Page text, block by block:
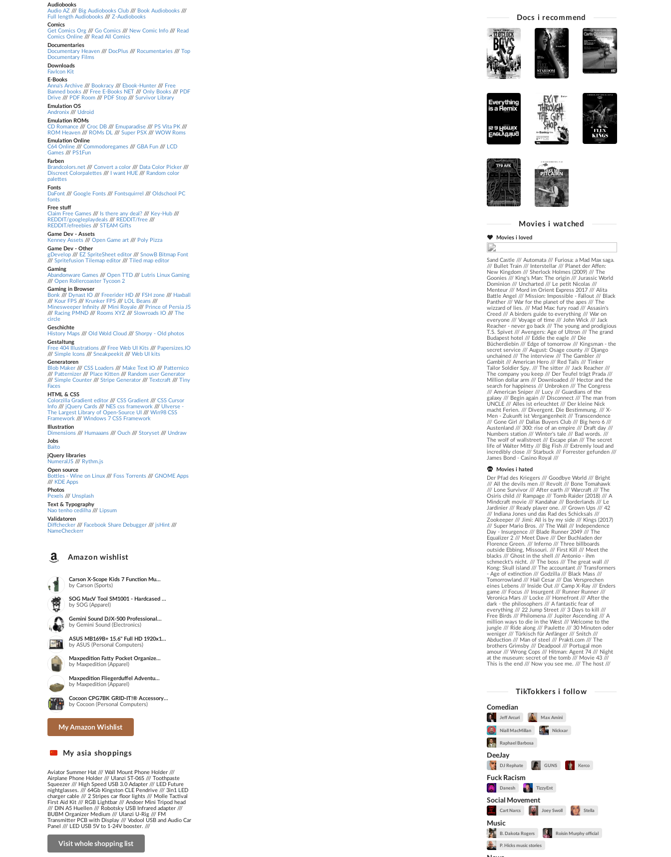
Audiobooks
Audio AZ/// Big Audiobooks Club/// Book Audiobooks ///
Full length Audiobooks /// Z-Audiobooks
Comics
Get Comics Org/// Go Comics/// New Comic Info/// Read
Comics Online/// Read All Comics
Documentaries
Documentary Heaven/// DocPlus/// Rocumentaries/// Top
Documentary Films
Downloads
FavIcon Kit
E-Books
Anna's Archive/// Bookracy/// Ebook-Hunter/// Free
Banned books/// Free E-Books NET/// Only Books/// PDF
Drive/// PDF Room/// PDF Stop/// Survivor Library
Emulation OS
Andronix/// Udroid
Emulation ROMs
CD Romance/// Croc DB/// Emuparadise/// PS Vita PK///
ROM Heaven/// ROMs DL /// Super PSX/// WOW Roms
Emulation Online
C64 Online/// Commodoregames/// GBA Fun/// LCD
Games/// PS1Fun
Farben
Brandcolors.net/// Convert a color/// Data Color Picker///
Discreet Colorpalettes/// I want HUE/// Random color
palettes
Fonts
DaFont/// Google Fonts/// Fontsquirrel /// Oldschool PC
fonts
Free stuff
Claim Free Games/// Is there any deal?/// Key-Hub///
REDDIT/googleplaydeals/// REDDIT/free///
REDDIT/efreebies/// STEAM Gifts
Game Dev - Assets
Kenney Assets/// Open Game art/// Poly Pizza
Game Dev - Other
gDevelop/// EZ SpriteSheet editor/// SnowB Bitmap Font
/// Spritefusion Tilemap editor/// Tiled map editor
Gaming
Abandonware Games /// Open TTD/// Lutris Linux Gaming
/// Open Rollercoaster Tycoon 2
Gaming in Browser
Bonk /// Dynast IO/// Freerider HD/// FSH zone/// Haxball
/// Kour FPS/// Krunker FPS/// LOL Beans///
Minesweeper Infinity/// Mini Royale/// Prince of Persia JS
/// Racing PMND/// Rooms XYZ/// Slowroads IO/// The
circle
Geschichte
History Maps/// Old Wold Cloud/// Shorpy - Old photos
Gestaltung
Free 404 Illustrations /// Free Web UI Kits /// Papersizes.IO
/// Simple Icons /// Sneakpeekit/// Web UI kits
Generatoren
Blob Maker/// CSS Loaders/// Make Text IO/// Patternico
/// Patternizer/// Place Kitten/// Random user Generator
/// Simple Counter/// Stripe Generator/// Textcraft/// Tiny
Faces
HTML & CSS
Colorzilla Gradient editor/// CSS Gradient/// CSS Cursor
Info/// jQuery Cards/// NES css framework /// UIverse -
The Largest Library of Open-Source UI /// Win98 CSS
Framework /// Windows 7 CSS Framework
Illustration
Dimensions/// Humaaans/// Ouch/// Storyset/// Undraw
Jobs
Baito
jQuery libraries
NumeralJS /// Rythm.js
Open source
Bottles - Wine on Linux/// Foss Torrents/// GNOME Apps
/// KDE Apps
Photos
Pexels/// Unsplash
Text & Typography
Nao tenho cedilha/// Lipsum
Validatoren
Diffchecker/// Facebook Share Debugger/// jsHint///
NameCheckerr
Amazon wishlist
Carson X-Scope Kids 7 Function Mu...
by Carson (Sports)
SOG MacV Tool SM1001 - Hardcased ...
by SOG (Apparel)
Gemini Sound DJX-500 Professional...
by Gemini Sound (Electronics)
ASUS MB169B+ 15.6" Full HD 1920x1...
by ASUS (Personal Computers)
Maxpedition Fatty Pocket Organize...
by Maxpedition (Apparel)
Maxpedition Fliegerduffel Adventu...
by Maxpedition (Apparel)
Cocoon CPG7BK GRID-IT!® Accessory...
by Cocoon (Personal Computers)
My Amazon Wishlist
My asia shoppings
Aviator Summer Hat/// Wall Mount Phone Holder///
Airplane Phone Holder/// Ulanzi ST-06S/// Toothpaste
Squeezer/// High Speed USB 3.0 Adapter/// LED Future
nightglasses.
/// 64Gb Kingston CLE Pendrive/// 3in1 LED
charger cable/// 2 Stripes car floor lights /// Molle Tactival
First Aid Kit/// RGB Lightbar/// Andoer Mini Tripod head
/// DIN A5 Huellen/// Robotsky USB Infrared adapter///
BUBM Organizer Medium/// Ulanzi U-Rig/// FM
Transmitter PCB with Display/// Vodool USB and Audio Car
Panel /// LED USB 5V to 1-24V booster. ///
Visit whole shopping list
Docs i recommend
Movies i watched
Movies i loved
Sand Castle/// Automata/// Furiosa: a Mad Max saga.
/// Bullet Train/// Interstellar/// Planet der Affen:
New Kingdom/// Sherlock Holmes (2009)/// The
Goonies/// King's Man: The origin/// Jurassic World
Dominion/// Uncharted/// Le petit Nicolas///
Menteur/// Mord im Orient Express 2017/// Alita
Battle Angel /// Mission: Impossible - Fallout/// Black
Panther/// War for the planet of the apes/// The
wizzard of lies. /// Mad Max: fury road/// Assasin's
Creed/// A birders guide to everything/// War on
everyone/// Voyage of time/// John Wick /// Jack
Reacher - never go back /// The young and prodigious
T.S. Spivet/// Avengers: Age of Ultron/// The grand
Budapest hotel /// Eddie the eagle/// Die
Bücherdiebin/// Edge of tomorrow/// Kingsman - the
secret service/// August: Osage county/// Django
unchained/// The interview/// The Gambler///
Gambit/// American Hero/// Red Tails/// Tinker
Tailor Soldier Spy. /// The sitter/// Jack Reacher///
The company you keep/// Der Teufel trägt Prada///
Million dollar arm/// Downloaded/// Hector and the
search for happiness/// Unbroken/// The Congress
/// American Sniper/// Lucy/// Guardians of the
galaxy/// Begin again/// Disconnect/// The man from
UNCLE/// Alles ist erleuchtet/// Der kleine Nick
macht Ferien. /// Divergent. Die Bestimmung. /// X-
Men - Zukunft ist Vergangenheit/// Transcendence
/// Gone Girl /// Dallas Buyers Club/// Big hero 6///
Austenland/// 300: rise of an empire/// Draft day///
Numbers station/// Winter's tale/// Bad words. ///
The wolf of wallstreet/// Escape plan/// The secret
life of Walter Mitty/// Big Fish/// Extremly loud and
incredibly close/// Starbuck /// Forrester gefunden///
James Bond - Casino Royal ///
Movies i hated
Der Pfad des Kriegers /// Goodbye World /// Bright
/// All the devils men /// Revolt /// Bone Tomahawk
/// Lone Survivor /// After earth /// Warcraft /// The
Osiris child /// Rampage /// Tomb Raider (2018) /// A
Mindcraft movie /// Kandahar /// Borderlands /// Le
Jardinier /// Ready player one. /// Grown Ups /// 42
/// Indiana Jones und das Rad des Schicksals ///
Zookeeper /// Jimi: All is by my side /// Kings (2017)
/// Super Mario Bros. /// The Wall /// Independence
Day - Insurgence /// Blade Runner 2049 /// The
Equalizer 2 /// Meet Dave /// Der Buchladen der
Florence Green. /// Inferno /// Three billboards
outside Ebbing, Missouri. /// First Kill /// Meet the
blacks /// Ghost in the shell /// Antonio - ihm
schmeckt's nicht. /// The boss /// The great wall ///
Kong: Skull island /// The accountant /// Transformers
- Age of extinction /// Godzilla /// Black Mass ///
Tomorrowland /// Hail Cesar /// Das Versprechen
eines Lebens /// Inside Out /// Camp X-Ray /// Enders
game /// Focus /// Insurgent /// Runner Runner ///
Veronica Mars /// Locke /// Homefront /// After the
dark - the philosophers /// A fantastic fear of
everything /// 22 Jump Street /// 3 Days to kill ///
Free Birds /// Philomena /// Jupiter Ascending /// A
million ways to die in the West /// Welcome to the
jungle /// Ride along /// Paulette /// 30 Minuten oder
weniger /// Türkisch für Anfänger /// Snitch ///
Abduction /// Man of steel /// Prakti.com /// The
brothers Grimsby /// Deadpool /// Portugal mon
amour /// Wrong Cops /// Hitman: Agent 74 /// Night
at the museum: secret of the tomb /// Movie 43 ///
This is the end /// Now you see me. /// The host ///
TikTokkers i follow
Comedian
Jeff Arcuri Max Amini
Niall MacMillan Nickxar
Raphael Barbosa
DeeJay
DJ Rephate GUNS Kerco
Fuck Racism
Danesh TizzyEnt
Social Movement
Cart Narcs Joey Swoll Stella
Music
B. Dakota Rogers Roisin Murphy official
P. Hicks music stories